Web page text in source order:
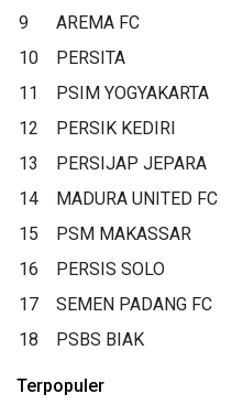
9
AREMA FC
10
PERSITA
11
PSIM YOGYAKARTA
12
PERSIK KEDIRI
13
PERSIJAP JEPARA
14
MADURA UNITED FC
15
PSM MAKASSAR
16
PERSIS SOLO
17
SEMEN PADANG FC
18
PSBS BIAK
Terpopuler